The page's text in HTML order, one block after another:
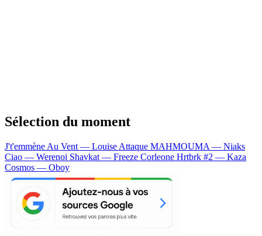
Sélection du moment
J't'emmène Au Vent — Louise Attaque MAHMOUMA — Niaks
Ciao — Werenoi Shavkat — Freeze Corleone Hrtbrk #2 — Kaza
Cosmos — Oboy